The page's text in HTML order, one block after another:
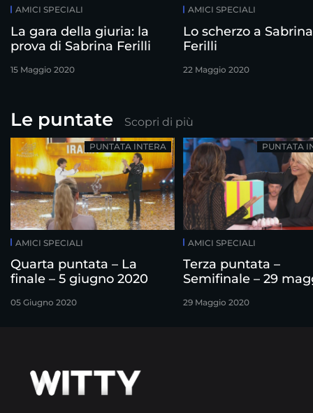
AMICI SPECIALI
La gara della giuria: la
prova di Sabrina Ferilli
15 Maggio 2020
AMICI SPECIALI
Lo scherzo a Sabrina
Ferilli
22 Maggio 2020
Le puntate Scopri di più
AMICI SPECIALI
Quarta puntata – La
finale – 5 giugno 2020
05 Giugno 2020
PUNTATA INTERA
AMICI SPECIALI
Terza puntata –
Semifinale – 29
29 Maggio 2020
PUNTATA